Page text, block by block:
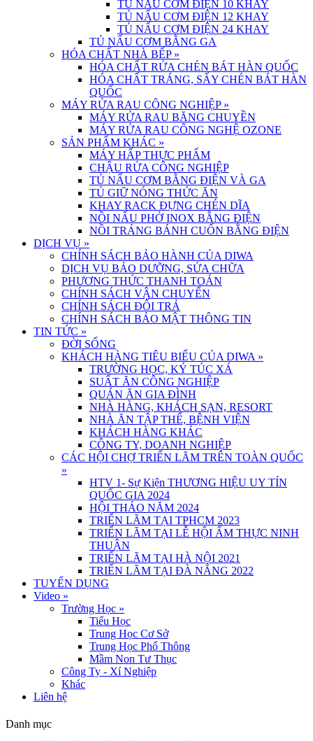
TỦ NẤU CƠM ĐIỆN 10 KHAY
TỦ NẤU CƠM ĐIỆN 12 KHAY
TỦ NẤU CƠM ĐIỆN 24 KHAY
TỦ NẤU CƠM BẰNG GA
HÓA CHẤT NHÀ BẾP »
HÓA CHẤT RỬA CHÉN BÁT HÀN QUỐC
HÓA CHẤT TRÁNG, SẤY CHÉN BÁT HÀN
QUỐC
MÁY RỬA RAU CÔNG NGHIỆP »
MÁY RỬA RAU BĂNG CHUYỀN
MÁY RỬA RAU CÔNG NGHỆ OZONE
SẢN PHẨM KHÁC »
MÁY HẤP THỰC PHẨM
CHẬU RỬA CÔNG NGHIỆP
TỦ NẤU CƠM BẰNG ĐIỆN VÀ GA
TỦ GIỮ NÓNG THỨC ĂN
KHAY RACK ĐỰNG CHÉN DĨA
NỒI NẤU PHỞ INOX BẰNG ĐIỆN
NỒI TRÁNG BÁNH CUỐN BẰNG ĐIỆN
DỊCH VỤ »
CHÍNH SÁCH BẢO HÀNH CỦA DIWA
DỊCH VỤ BẢO DƯỠNG, SỬA CHỮA
PHƯƠNG THỨC THANH TOÁN
CHÍNH SÁCH VẬN CHUYỂN
CHÍNH SÁCH ĐỔI TRẢ
CHÍNH SÁCH BẢO MẬT THÔNG TIN
TIN TỨC »
ĐỜI SỐNG
KHÁCH HÀNG TIÊU BIỂU CỦA DIWA »
TRƯỜNG HỌC, KÝ TÚC XÁ
SUẤT ĂN CÔNG NGHIỆP
QUÁN ĂN GIA ĐÌNH
NHÀ HÀNG, KHÁCH SẠN, RESORT
NHÀ ĂN TẬP THỂ, BỆNH VIỆN
KHÁCH HÀNG KHÁC
CÔNG TY, DOANH NGHIỆP
CÁC HỘI CHỢ TRIỂN LÃM TRÊN TOÀN QUỐC
»
HTV 1- Sự Kiện THƯƠNG HIỆU UY TÍN
QUỐC GIA 2024
HỘI THẢO NĂM 2024
TRIỂN LÃM TẠI TPHCM 2023
TRIỂN LÃM TẠI LỄ HỘI ẨM THỰC NINH
THUẬN
TRIỂN LÃM TẠI HÀ NỘI 2021
TRIỂN LÃM TẠI ĐÀ NẴNG 2022
TUYỂN DỤNG
Video »
Trường Học »
Tiểu Học
Trung Học Cơ Sở
Trung Học Phổ Thông
Mầm Non Tư Thục
Công Ty - Xí Nghiệp
Khác
Liên hệ
Danh mục